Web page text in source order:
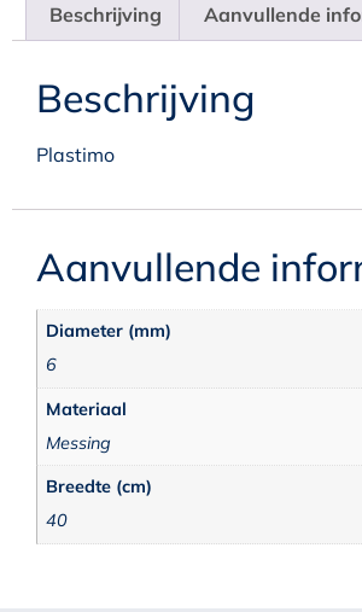
Beschrijving Aanvullende
Beschrijving
Plastimo
Aanvullende
Diameter (mm)
6
Materiaal
Messing
Breedte (cm)
40